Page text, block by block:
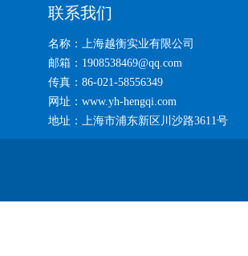
联系我们
名称：上海越衡实业有限公司
邮箱：1908538469@qq.com
传真：86-021-58556349
网址：www.yh-hengqi.com
地址：上海市浦东新区川沙路3611号